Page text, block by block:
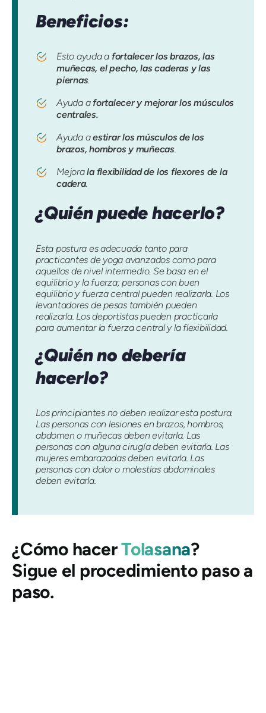
Beneficios:
Esto ayuda a fortalecer los brazos, las
muñecas, el pecho, las caderas y las
piernas.
Ayuda a fortalecer y mejorar los músculos
centrales.
Ayuda aestirar los músculos de los
brazos, hombros y muñecas.
Mejorala flexibilidad de los flexores de la
cadera.
¿Quién puede hacerlo?
Esta postura es adecuada tanto para
practicantes de yoga avanzados como para
aquellos de nivel intermedio. Se basa en el
equilibrio y la fuerza; personas con buen
equilibrio y fuerza central pueden realizarla. Los
levantadores de pesas también pueden
realizarla. Los deportistas pueden practicarla
para aumentar la fuerza central y la flexibilidad.
¿Quién no debería
hacerlo?
Los principiantes no deben realizar esta postura.
Las personas con lesiones en brazos, hombros,
abdomen o muñecas deben evitarla. Las
personas con alguna cirugía deben evitarla. Las
mujeres embarazadas deben evitarla. Las
personas con dolor o molestias abdominales
deben evitarla.
¿Cómo hacerTolasana?
Sigue el procedimiento paso a
paso.